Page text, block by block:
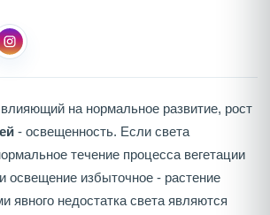
на нормальное развитие, рост
- освещенность. Если света
течение процесса вегетации
освещение избыточное - растение
явного недостатка света являются